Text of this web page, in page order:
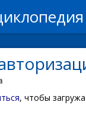
, чтобы